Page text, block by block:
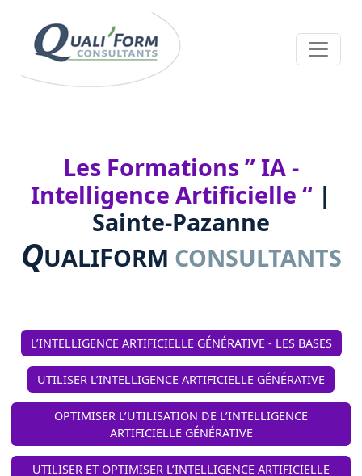
Les Formations ” IA -
Intelligence Artificielle “ |
Sainte-Pazanne
QUALIFORM CONSULTANTS
L’INTELLIGENCE ARTIFICIELLE GÉNÉRATIVE - LES BASES
UTILISER L’INTELLIGENCE ARTIFICIELLE GÉNÉRATIVE
OPTIMISER L’UTILISATION DE L’INTELLIGENCE
ARTIFICIELLE GÉNÉRATIVE
UTILISER ET OPTIMISER L’INTELLIGENCE ARTIFICIELLE